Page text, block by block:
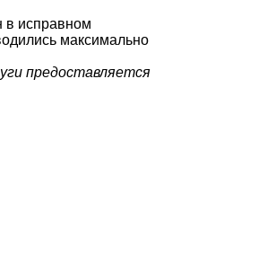
в исправном
максимально
предоставляется